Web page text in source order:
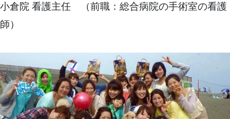
小倉院 看護主任 （前職：総合病院の手術室の看護
師）